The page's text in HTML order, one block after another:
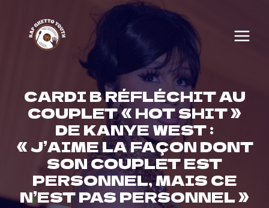
content
CARDI B RÉFLÉCHIT AU
COUPLET « HOT SHIT »
DE KANYE WEST :
« J’AIME LA FAÇON DONT
SON COUPLET EST
PERSONNEL, MAIS CE
N’EST PAS PERSONNEL »